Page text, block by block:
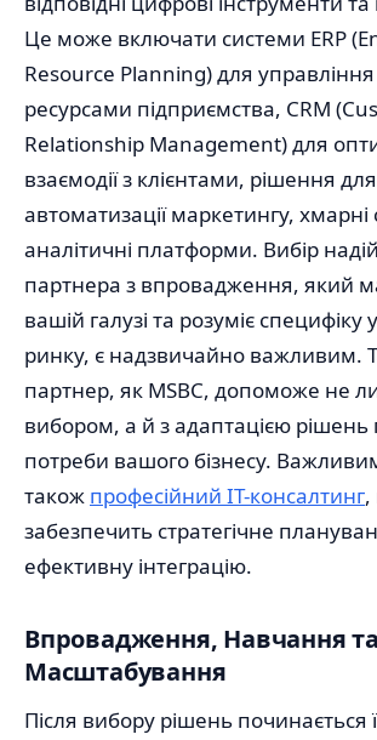
Це може включати системи ERP
Resource Planning) для управління
ресурсами підприємства, CRM
Relationship Management) для
взаємодії з клієнтами, рішення для
автоматизації маркетингу, хмарні
аналітичні платформи. Вибір
партнера з впровадження, який
вашій галузі та розуміє специфіку
ринку, є надзвичайно важливим.
партнер, як MSBC, допоможе не
вибором, а й з адаптацією рішень
потреби вашого бізнесу.
також професійний IT-консалтинг
забезпечить стратегічне
ефективну інтеграцію.
Впровадження, Навчання та
Масштабування
Після вибору рішень починається